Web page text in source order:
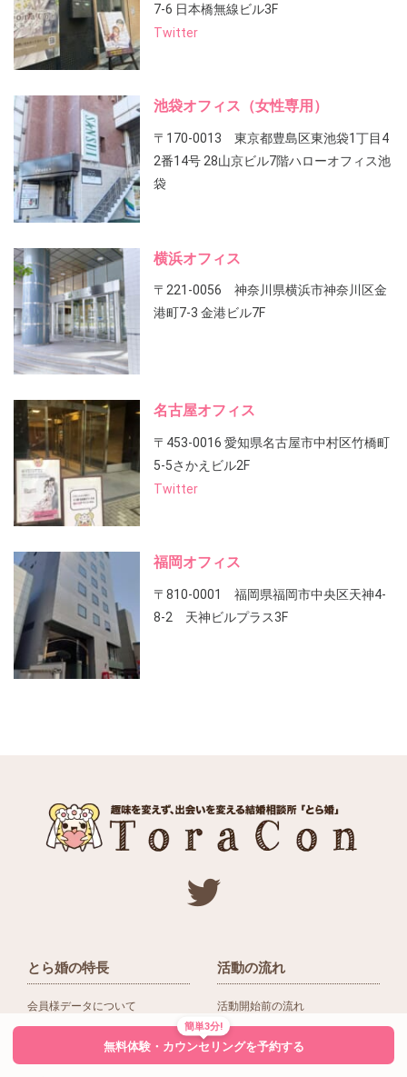
7-6 日本橋無線ビル3F
Twitter
池袋オフィス（女性専用）
〒170-0013 東京都豊島区東池袋1丁目4
2番14号 28山京ビル7階ハローオフィス池
袋
横浜オフィス
〒221-0056 神奈川県横浜市神奈川区金
港町7-3 金港ビル7F
名古屋オフィス
〒453-0016 愛知県名古屋市中村区竹橋町
5-5さかえビル2F
Twitter
福岡オフィス
〒810-0001 福岡県福岡市中央区天神4-
8-2 天神ビルプラス3F
とら婚の特長
会員様データについて
活動の流れ
活動開始前の流れ
入会後の活動の流れ
簡単3分!
無料体験・カウンセリングを予約する